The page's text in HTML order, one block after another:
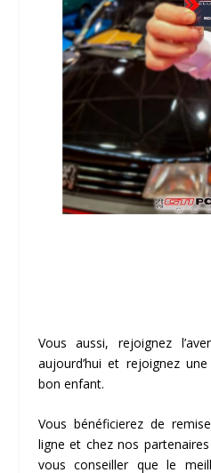
Vous aussi, rejoignez
aujourd’hui et rejoignez
bon enfant.
Vous bénéficierez de
ligne et chez nos
vous conseiller que le